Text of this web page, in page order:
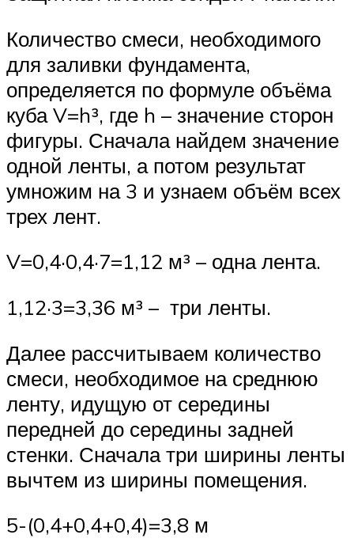
Количество смеси, необходимого
для заливки фундамента,
определяется по формуле объёма
куба V=h³, где h – значение сторон
фигуры. Сначала найдем значение
одной ленты, а потом результат
умножим на 3 и узнаем объём всех
трех лент.
V=0,4·0,4·7=1,12 м³ – одна лента.
1,12·3=3,36 м³ – три ленты.
Далее рассчитываем количество
смеси, необходимое на среднюю
ленту, идущую от середины
передней до середины задней
стенки. Сначала три ширины ленты
вычтем из ширины помещения.
5-(0,4+0,4+0,4)=3,8 м